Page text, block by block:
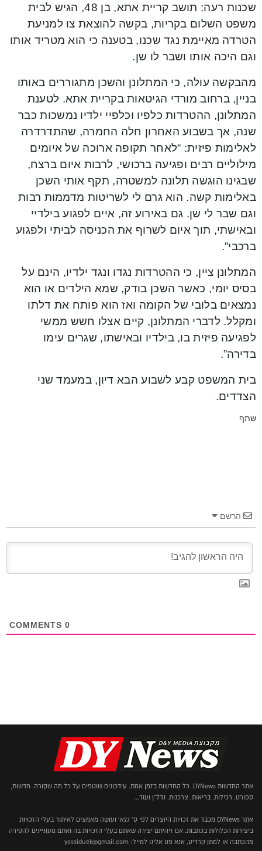
שכנות רעה: תושב קריית אתא, בן 48, הגיש לבית
משפט השלום בקריות, בקשה להוצאת צו למניעת
הטרדה מאיימת נגד שכנו, בטענה כי הוא מטריד אותו
וגם היכה אותו ושבר לו שן.
מהבקשה עולה, כי המתלונן והשכן מתגוררים באותו
בניין, ברחוב מורדי הגיטאות בקריית אתא. לטענת
המתלונן, ההטרדות כלפיו וכלפיי ילדיו נמשכות כבר
שנה, אך בשבוע האחרון חלה החמרה, שהתדרדרה
לאלימות פיזית: “לאחר תקופה ארוכה של איומים
מילוליים רבים ופגיעה ברכושי, לרבות איום ברצח,
שבגינו הוגשה תלונה למשטרה, תקף אותי השכן
באלימות קשה. הוא גרם לי לשריטות מדממות רבות
וגם שבר לי שן. גם באירוע זה, איים לפגוע בילדיי
ובאישתי, תוך איום לשרוף את הכניסה לביתי ולפגוע
ברכבי”.
המתלונן ציין, כי ההטרדות נגדו ונגד ילדיו, הינם על
בסיס יומי, כאשר השכן בודק, שמא הילדים או הוא
נמצאים בלובי של הקומה ואז הוא פותח את דלתו
ומקלל. לדברי המתלונן, קיים אצלו חשש ממשי
לפגיעה פיזית בו, בילדיו ובאישתו, שגרים עימו
בדירה”.
בית המשפט קבע לשבוע הבא דיון, במעמד שני
הצדדים.
שתף
הרשם
0
אתר החדשות DYNews. כל החדשות בזמן אמת. עידכונים שוטפים על כל מה שקורה. חדשות,
ספורט, רכילות, בריאות, צרכנות, נדל"ן ועוד...
אתר DYNews מכבד את זכויות היוצרים לפי ס' 27א' ועושה מאמצים לאיתור בעלי הזכויות
ביצירות הכלולות בכתבות. אם זיהיתם יצירה שאתם בעלי הזכויות בה ואתם מעוניינים להסירה
מהכתבה או למתן קרדיט, אנא פנו אלינו למייל: yossiduek@gmail.com